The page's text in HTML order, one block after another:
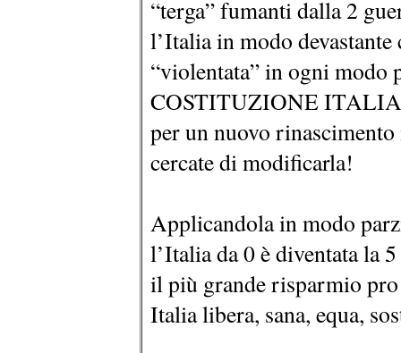
“terga” fumanti dalla 2
l’Italia in modo devastante
“violentata” in ogni
COSTITUZIONE
per un nuovo
cercate di modificarla!
Applicandola in modo
l’Italia da 0 è diventata la
il più grande risparmio
Italia libera, sana, equa,